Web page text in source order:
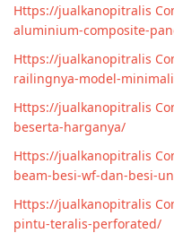
Https://jualkanopitralis
aluminium-composite-
Https://jualkanopitralis
railingnya-model-
Https://jualkanopitralis
beserta-harganya/
Https://jualkanopitralis
beam-besi-wf-dan-besi-
Https://jualkanopitralis
pintu-teralis-perforated/